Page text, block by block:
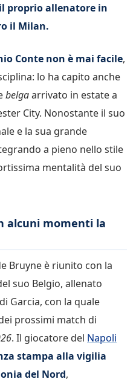
proprio allenatore in
il Milan.
Conte non è mai facile,
lo ha capito anche
belgaarrivato in estate a
City. Nonostante il suo
e la sua grande
a pieno nello stile
mentalità del suo
alcuni momenti la
Bruyne è riunito con la
suo Belgio, allenato
Garcia, con la quale
prossimi match di
. Il giocatore del Napoli
stampa alla vigilia
del Nord,